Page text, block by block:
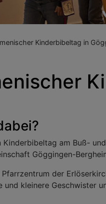
Kinderbibeltag in
Kinderbibeltag am Buß-
Göggingen-
der
und kleinere Geschwister